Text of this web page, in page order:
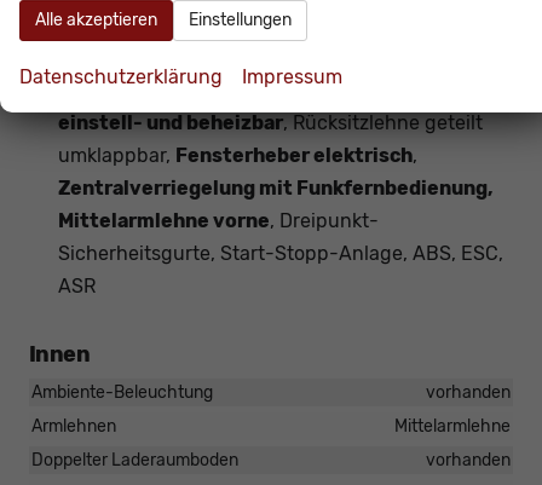
Spurhalteassistent,
USB-Schnittstelle, Außenspiegel elektrisch
einstell- und beheizbar, Rücksitzlehne geteilt
umklappbar, Fensterheber elektrisch,
Zentralverriegelung mit Funkfernbedienung,
Mittelarmlehne vorne, Dreipunkt-
Sicherheitsgurte, Start-Stopp-Anlage, ABS, ESC,
ASR
Innen
Ambiente-Beleuchtung
vorhanden
Armlehnen
Mittelarmlehne
Doppelter Laderaumboden
vorhanden
Alle akzeptieren Einstellungen
Datenschutzerklärung Impressum